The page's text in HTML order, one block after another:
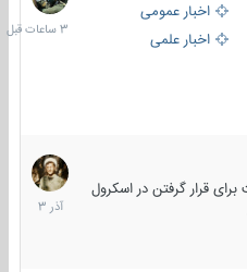
اخبار عمومی
اخبار علمی
ساعات
قبل
قرار گرفتن در اسکرول
7
آذر
1403